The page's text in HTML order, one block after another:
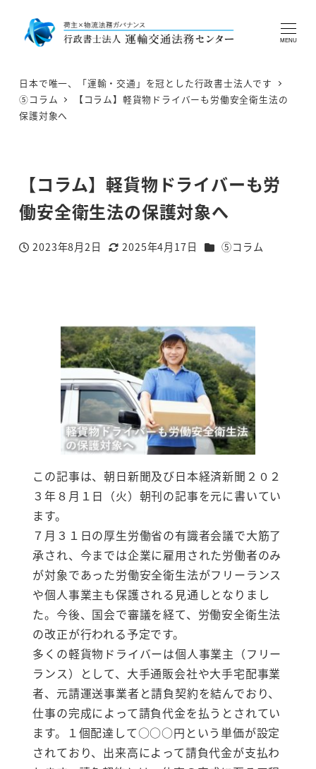
MENU
日本で唯一、「運輸・交通」を冠とした行政書士法人です
⑤コラム
【コラム】軽貨物ドライバーも労働安全衛生法の
保護対象へ
【コラム】軽貨物ドライバーも労
働安全衛生法の保護対象へ
投稿日
2023年8月2日
更新日
2025年4月17日 カテゴリー
⑤コラム
この記事は、朝日新聞及び日本経済新聞２０２
３年８月１日（火）朝刊の記事を元に書いてい
ます。
７月３１日の厚生労働省の有識者会議で大筋了
承され、今までは企業に雇用された労働者のみ
が対象であった労働安全衛生法がフリーランス
や個人事業主も保護される見通しとなりまし
た。今後、国会で審議を経て、労働安全衛生法
の改正が行われる予定です。
多くの軽貨物ドライバーは個人事業主（フリー
ランス）として、大手通販会社や大手宅配事業
者、元請運送事業者と請負契約を結んでおり、
仕事の完成によって請負代金を払うとされてい
ます。１個配達して○○○円という単価が設定
されており、出来高によって請負代金が支払わ